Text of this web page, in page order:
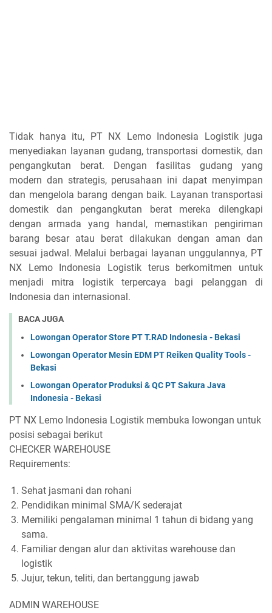
Tidak hanya itu, PT NX Lemo Indonesia Logistik juga
menyediakan layanan gudang, transportasi domestik, dan
pengangkutan berat. Dengan fasilitas gudang yang
modern dan strategis, perusahaan ini dapat menyimpan
dan mengelola barang dengan baik. Layanan transportasi
domestik dan pengangkutan berat mereka dilengkapi
dengan armada yang handal, memastikan pengiriman
barang besar atau berat dilakukan dengan aman dan
sesuai jadwal. Melalui berbagai layanan unggulannya, PT
NX Lemo Indonesia Logistik terus berkomitmen untuk
menjadi mitra logistik terpercaya bagi pelanggan di
Indonesia dan internasional.
BACA JUGA
Lowongan Operator Store PT T.RAD Indonesia - Bekasi
Lowongan Operator Mesin EDM PT Reiken Quality Tools -
Bekasi
Lowongan Operator Produksi & QC PT Sakura Java
Indonesia - Bekasi
PT NX Lemo Indonesia Logistik membuka lowongan untuk
posisi sebagai berikut
CHECKER WAREHOUSE
Requirements:
Sehat jasmani dan rohani
Pendidikan minimal SMA/K sederajat
Memiliki pengalaman minimal 1 tahun di bidang yang
sama.
Familiar dengan alur dan aktivitas warehouse dan
logistik
Jujur, tekun, teliti, dan bertanggung jawab
ADMIN WAREHOUSE